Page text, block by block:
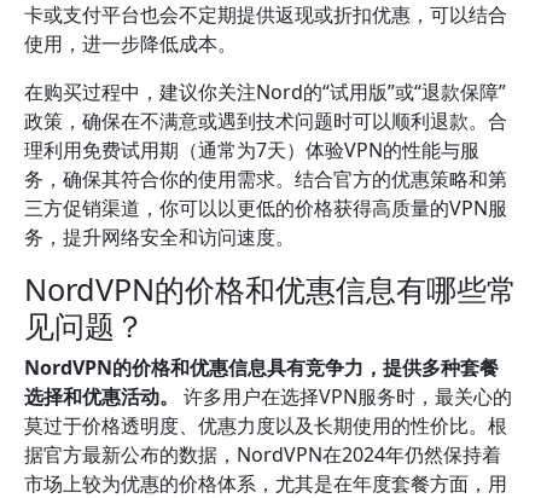
卡或支付平台也会不定期提供返现或折扣优惠，可以结合
使用，进一步降低成本。
在购买过程中，建议你关注Nord的“试用版”或“退款保障”
政策，确保在不满意或遇到技术问题时可以顺利退款。合
理利用免费试用期（通常为7天）体验VPN的性能与服
务，确保其符合你的使用需求。结合官方的优惠策略和第
三方促销渠道，你可以以更低的价格获得高质量的VPN服
务，提升网络安全和访问速度。
NordVPN的价格和优惠信息有哪些常
见问题？
NordVPN的价格和优惠信息具有竞争力，提供多种套餐
选择和优惠活动。
许多用户在选择VPN服务时，最关心的
莫过于价格透明度、优惠力度以及长期使用的性价比。根
据官方最新公布的数据，NordVPN在2024年仍然保持着
市场上较为优惠的价格体系，尤其是在年度套餐方面，用